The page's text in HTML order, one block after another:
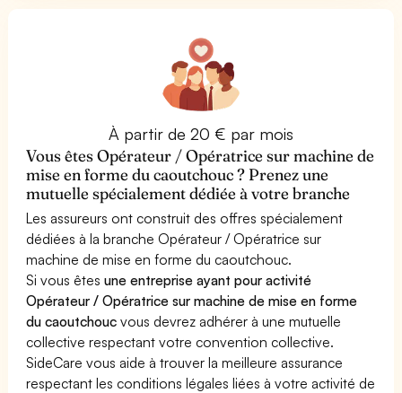
À partir de 20 € par mois
Vous êtes Opérateur / Opératrice sur machine de
mise en forme du caoutchouc ? Prenez une
mutuelle spécialement dédiée à votre branche
Les assureurs ont construit des offres spécialement
dédiées à la branche Opérateur / Opératrice sur
machine de mise en forme du caoutchouc.
Si vous êtesune entreprise ayant pour activité
Opérateur / Opératrice sur machine de mise en forme
du caoutchouc vous devrez adhérer à une mutuelle
collective respectant votre convention collective.
SideCare vous aide à trouver la meilleure assurance
respectant les conditions légales liées à votre activité de